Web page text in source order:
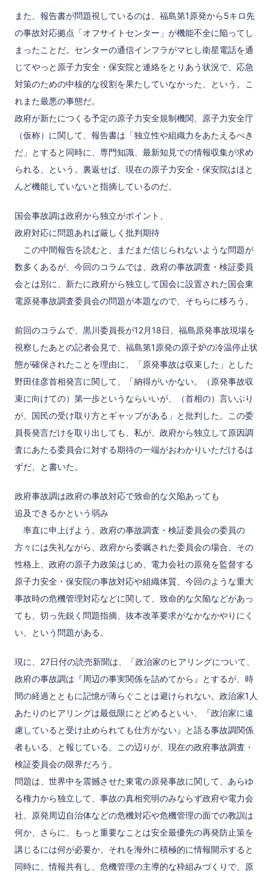
また、報告書が問題視しているのは、福島第1原発から5キロ先
の事故対応拠点「オフサイトセンター」が機能不全に陥ってし
まったことだ。センターの通信インフラがマヒし衛星電話を通
じてやっと原子力安全・保安院と連絡をとりあう状況で、応急
対策のための中核的な役割を果たしていなかった、という。こ
れまた最悪の事態だ。
政府が新たにつくる予定の原子力安全規制機関、原子力安全庁
（仮称）に関して、報告書は「独立性や組織力をあたえるべき
だ」とすると同時に、専門知識、最新知見での情報収集が求め
られる、という。裏返せば、現在の原子力安全・保安院はほと
んど機能していないと指摘しているのだ。
国会事故調は政府から独立がポイント、
政府対応に問題あれば厳しく批判期待
この中間報告を読むと、まだまだ信じられないような問題が
数多くあるが、今回のコラムでは、政府の事故調査・検証委員
会とは別に、新たに政府から独立して国会に設置された国会東
電原発事故調査委員会の問題が本題なので、そちらに移ろう。
前回のコラムで、黒川委員長が12月18日、福島原発事故現場を
視察したあとの記者会見で、福島第1原発の原子炉の冷温停止状
態が確保されたことを理由に、「原発事故は収束した」とした
野田佳彦首相発言に関して、「納得がいかない。（原発事故収
束に向けての）第一歩というならいいが、（首相の）言いぶり
が、国民の受け取り方とギャップがある」と批判した。この委
員長発言だけを取り出しても、私が、政府から独立して原因調
査にあたる委員会に対する期待の一端がおわかりいただけるは
ずだ、と書いた。
政府事故調は政府の事故対応で致命的な欠陥あっても
追及できるかという弱み
率直に申上げよう。政府の事故調査・検証委員会の委員の
方々には失礼ながら、政府から委嘱された委員会の場合、その
性格上、政府の原子力政策はじめ、電力会社の原発を監督する
原子力安全・保安院の事故対応や組織体質、今回のような重大
事故時の危機管理対応などに関して、致命的な欠陥などがあっ
ても、切っ先鋭く問題指摘、抜本改革要求がなかなかやりにく
い、という問題がある。
現に、27日付の読売新聞は、「政治家のヒアリングについて、
政府の事故調は『周辺の事実関係を詰めてから』とするが、時
間の経過とともに記憶が薄らぐことは避けられない。政治家1人
あたりのヒアリングは最低限にとどめるといい、『政治家に遠
慮していると受け止められても仕方がない』と語る事故調関係
者もいる、と報じている。この辺りが、現在の政府事故調査・
検証委員会の限界だろう。
問題は、世界中を震撼させた東電の原発事故に関して、あらゆ
る権力から独立して、事故の真相究明のみならず政府や電力会
社、原発周辺自治体などの危機対応や危機管理の面での教訓は
何か、さらに、もっと重要なことは安全最優先の再発防止策を
講じるには何が必要か、それを海外に積極的に情報開示すると
同時に、情報共有し、危機管理の主導的な枠組みづくりで、原